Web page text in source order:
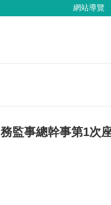
網站導覽
監事總幹事第1次